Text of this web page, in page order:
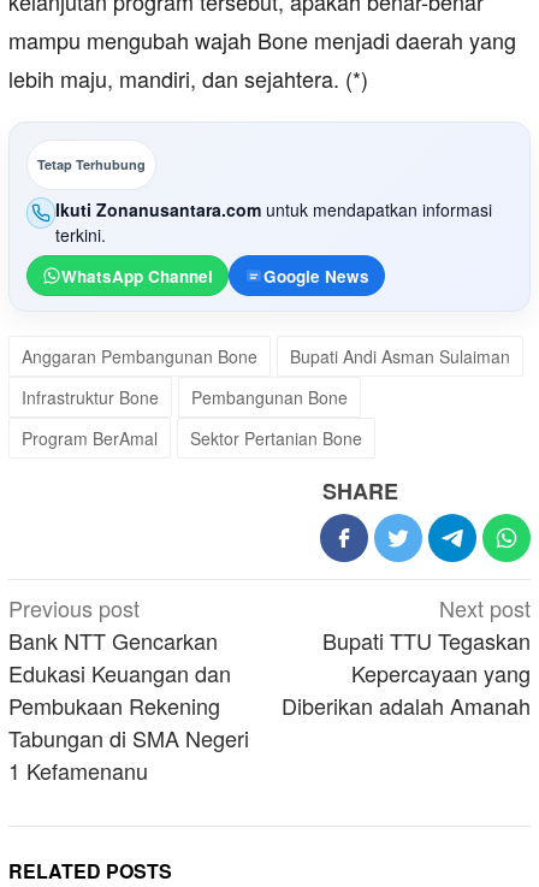
mampu mengubah wajah Bone menjadi daerah yang
lebih maju, mandiri, dan sejahtera. (*)
Tetap Terhubung
Ikuti Zonanusantara.com untuk mendapatkan informasi
terkini.
WhatsApp Channel Google News
Anggaran Pembangunan Bone
Bupati Andi Asman Sulaiman
Infrastruktur Bone
Pembangunan Bone
Program BerAmal
Sektor Pertanian Bone
SHARE
Post
navigation
Previous post
Bank NTT Gencarkan
Edukasi Keuangan dan
Pembukaan Rekening
Tabungan di SMA Negeri
1 Kefamenanu
Next post
Bupati TTU Tegaskan
Kepercayaan yang
Diberikan adalah Amanah
RELATED POSTS